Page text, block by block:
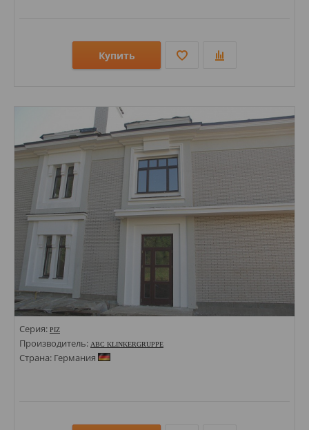
Купить
Стили: Под кирпич;
Серия: PIZ
Производитель: ABC KLINKERGRUPPE
Страна: Германия